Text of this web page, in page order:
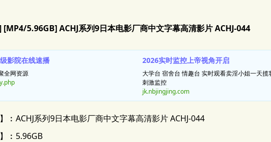
[MP4/5.96GB] ACHJ系列9日本电影厂商中文字幕高清影片 ACHJ-044
影院在线速播
全网资源
2026实时监控上帝视角开启
大学台 宿舍台 情趣台 实时观看卖淫小姐一天揽
刺激监控
jk.nbjingjing.com
】︰ACHJ系列9日本电影厂商中文字幕高清影片 ACHJ-044
︰5.96GB